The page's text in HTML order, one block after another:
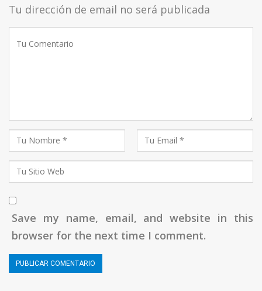
Tu dirección de email no será publicada
Save my name, email, and website in this
browser for the next time I comment.